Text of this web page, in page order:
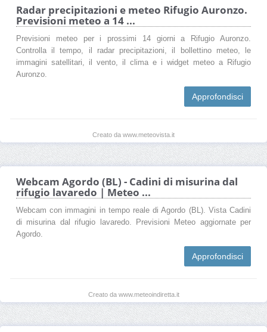
Radar precipitazioni e meteo Rifugio Auronzo.
Previsioni meteo a 14 ...
Previsioni meteo per i prossimi 14 giorni a Rifugio Auronzo.
Controlla il tempo, il radar precipitazioni, il bollettino meteo, le
immagini satellitari, il vento, il clima e i widget meteo a Rifugio
Auronzo.
Approfondisci
Creato da www.meteovista.it
Webcam Agordo (BL) - Cadini di misurina dal
rifugio lavaredo | Meteo ...
Webcam con immagini in tempo reale di Agordo (BL). Vista Cadini
di misurina dal rifugio lavaredo. Previsioni Meteo aggiornate per
Agordo.
Approfondisci
Creato da www.meteoindiretta.it